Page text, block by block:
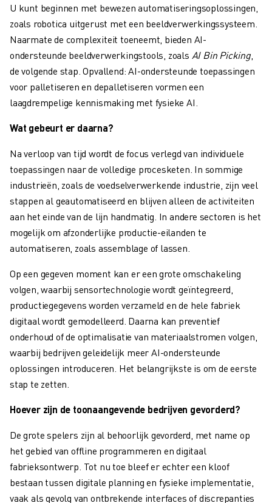
PUNTLASSEN
VISION INSPECTIE
DRAADVONKEN EDM
CASE STUDIES
CUSTOMER SERVICE
CUSTOMER CARE
FANUC PLANS
SERVICE & ONDERHOUD
SPARE PARTS
REVISIE
DIGITALE SERVICE TOOLS
E-STORE
DOWNLOAD CENTER » MYFANUC
OPLEIDING & ONDERWIJS
FANUC ACADEMY
OPLOSSINGEN VOOR HET ONDERWIJS
WORLDSKILLS & JONG TALENT
ONDERWIJS EVENEMENTEN
NIEUWS & MEDIA
EVENEMENTEN
ONDERWIJS EVENEMENTEN
OVER FANUC
OVER FANUC
ONZE LOCATIES
DUURZAAMHEID
JOBS
SHAPE YOUR FUTURE WITH FANUC
U kunt beginnen met bewezen automatiseringsoplossingen,
zoals robotica uitgerust met een beeldverwerkingssysteem.
Naarmate de complexiteit toeneemt, bieden AI-
ondersteunde beeldverwerkingstools, zoals AI Bin Picking,
de volgende stap. Opvallend: AI-ondersteunde toepassingen
voor palletiseren en depalletiseren vormen een
laagdrempelige kennismaking met fysieke AI.
Wat gebeurt er daarna?
Na verloop van tijd wordt de focus verlegd van individuele
toepassingen naar de volledige procesketen. In sommige
industrieën, zoals de voedselverwerkende industrie, zijn veel
stappen al geautomatiseerd en blijven alleen de activiteiten
aan het einde van de lijn handmatig. In andere sectoren is het
mogelijk om afzonderlijke productie-eilanden te
automatiseren, zoals assemblage of lassen.
Op een gegeven moment kan er een grote omschakeling
volgen, waarbij sensortechnologie wordt geïntegreerd,
productiegegevens worden verzameld en de hele fabriek
digitaal wordt gemodelleerd. Daarna kan preventief
onderhoud of de optimalisatie van materiaalstromen volgen,
waarbij bedrijven geleidelijk meer AI-ondersteunde
oplossingen introduceren. Het belangrijkste is om de eerste
stap te zetten.
Hoever zijn de toonaangevende bedrijven gevorderd?
De grote spelers zijn al behoorlijk gevorderd, met name op
het gebied van offline programmeren en digitaal
fabrieksontwerp. Tot nu toe bleef er echter een kloof
bestaan tussen digitale planning en fysieke implementatie,
vaak als gevolg van ontbrekende interfaces of discrepanties